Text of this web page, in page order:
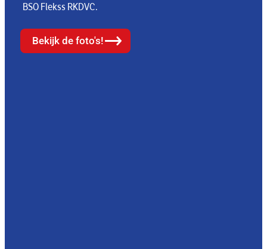
BSO Flekss RKDVC.
Bekijk de foto's!